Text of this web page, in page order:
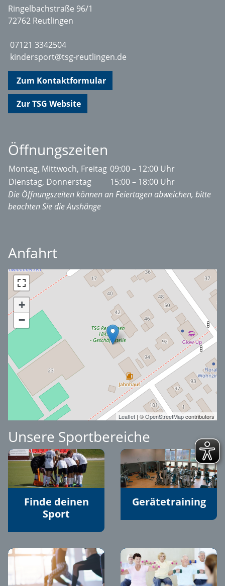
Ringelbachstraße 96/1
72762 Reutlingen
07121 3342504
kindersport@tsg-reutlingen.de
Zum Kontaktformular
Zur TSG Website
Öffnungszeiten
Montag, Mittwoch, Freitag 09:00 – 12:00 Uhr
Dienstag, Donnerstag
15:00 – 18:00 Uhr
Die Öffnungszeiten können an Feiertagen abweichen, bitte
beachten Sie die Aushänge
Anfahrt
+
−
Leaflet | ©OpenStreetMapcontributors
Unsere Sportbereiche
Finde deinen
Sport
Gerätetraining